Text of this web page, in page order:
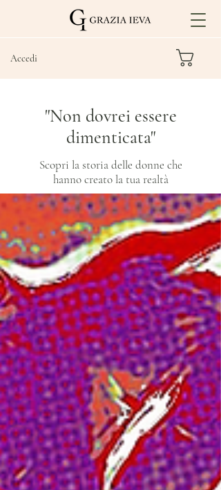
Accedi
"Non dovrei essere
dimenticata"
Scopri la storia delle donne che
hanno creato la tua realtà